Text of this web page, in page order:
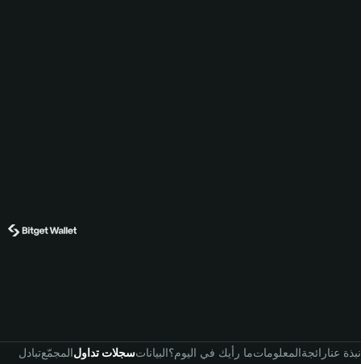
تبادلالمجمّعسجلات تداولالبياناتما رأيك في اليوم؟المعلوماترائجةنبذة عنا